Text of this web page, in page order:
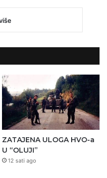
ZATAJENA ULOGA HVO-a
U “OLUJI”
12 sati ago